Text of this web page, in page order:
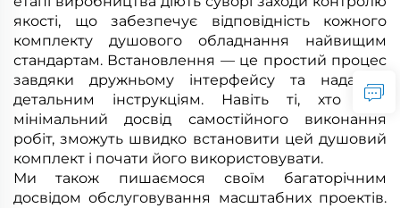
якості, що забезпечує відповідність кожного
комплекту душового обладнання найвищим
стандартам. Встановлення — це простий процес
завдяки дружньому інтерфейсу та наданим
детальним інструкціям. Навіть ті, хто має
мінімальний досвід самостійного виконання
робіт, зможуть швидко встановити цей душовий
комплект і почати його використовувати.
Ми також пишаємося своїм багаторічним
досвідом обслуговування масштабних проектів.